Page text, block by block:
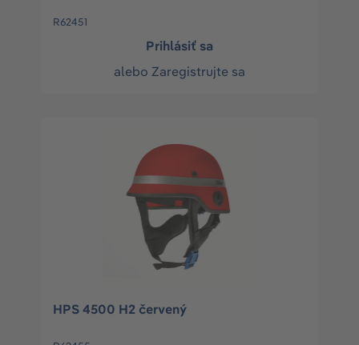
R62451
Prihlásiť sa
alebo Zaregistrujte sa
HPS 4500 H2 červený